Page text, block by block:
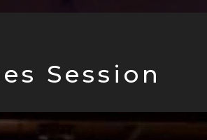
Session